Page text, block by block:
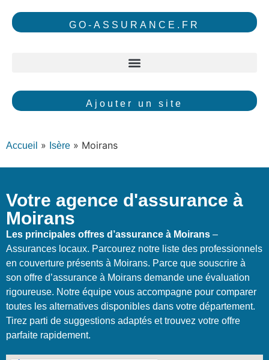
GO-ASSURANCE.FR
Ajouter un site
Accueil » Isère » Moirans
Votre agence d'assurance à
Moirans
Les principales offres d’assurance à Moirans –
Assurances locaux. Parcourez notre liste des professionnels
en couverture présents à Moirans. Parce que souscrire à
son offre d’assurance à Moirans demande une évaluation
rigoureuse. Notre équipe vous accompagne pour comparer
toutes les alternatives disponibles dans votre département.
Tirez parti de suggestions adaptés et trouvez votre offre
parfaite rapidement.